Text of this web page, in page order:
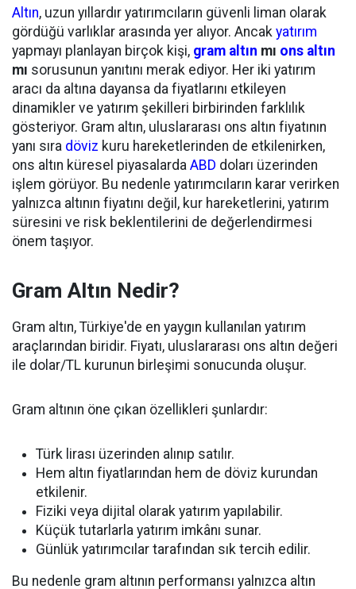
Altın, uzun yıllardır yatırımcıların güvenli liman olarak
gördüğü varlıklar arasında yer alıyor. Ancak yatırım
yapmayı planlayan birçok kişi, gram altın mı ons altın
mı sorusunun yanıtını merak ediyor. Her iki yatırım
aracı da altına dayansa da fiyatlarını etkileyen
dinamikler ve yatırım şekilleri birbirinden farklılık
gösteriyor. Gram altın, uluslararası ons altın fiyatının
yanı sıra döviz kuru hareketlerinden de etkilenirken,
ons altın küresel piyasalarda ABD doları üzerinden
işlem görüyor. Bu nedenle yatırımcıların karar verirken
yalnızca altının fiyatını değil, kur hareketlerini, yatırım
süresini ve risk beklentilerini de değerlendirmesi
önem taşıyor.
Gram Altın Nedir?
Gram altın, Türkiye'de en yaygın kullanılan yatırım
araçlarından biridir. Fiyatı, uluslararası ons altın değeri
ile dolar/TL kurunun birleşimi sonucunda oluşur.
Gram altının öne çıkan özellikleri şunlardır:
Türk lirası üzerinden alınıp satılır.
Hem altın fiyatlarından hem de döviz kurundan
etkilenir.
Fiziki veya dijital olarak yatırım yapılabilir.
Küçük tutarlarla yatırım imkânı sunar.
Günlük yatırımcılar tarafından sık tercih edilir.
Bu nedenle gram altının performansı yalnızca altın